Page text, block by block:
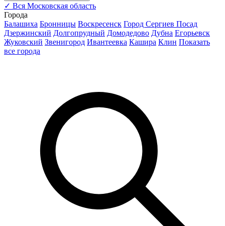
✓ Вся Московская область
Города
Балашиха Бронницы Воскресенск Город Сергиев Посад
Дзержинский Долгопрудный Домодедово Дубна Егорьевск
Жуковский Звенигород Ивантеевка Кашира Клин Показать
все города